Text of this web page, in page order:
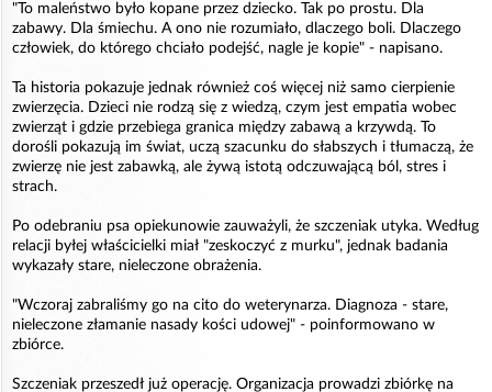
"To maleństwo było kopane przez dziecko. Tak po prostu. Dla
zabawy. Dla śmiechu. A ono nie rozumiało, dlaczego boli. Dlaczego
człowiek, do którego chciało podejść, nagle je kopie" - napisano.
Ta historia pokazuje jednak również coś więcej niż samo cierpienie
zwierzęcia. Dzieci nie rodzą się z wiedzą, czym jest empatia wobec
zwierząt i gdzie przebiega granica między zabawą a krzywdą. To
dorośli pokazują im świat, uczą szacunku do słabszych i tłumaczą, że
zwierzę nie jest zabawką, ale żywą istotą odczuwającą ból, stres i
strach.
Po odebraniu psa opiekunowie zauważyli, że szczeniak utyka. Według
relacji byłej właścicielki miał "zeskoczyć z murku", jednak badania
wykazały stare, nieleczone obrażenia.
"Wczoraj zabraliśmy go na cito do weterynarza. Diagnoza - stare,
nieleczone złamanie nasady kości udowej" - poinformowano w
zbiórce.
Szczeniak przeszedł już operację. Organizacja prowadzi zbiórkę na